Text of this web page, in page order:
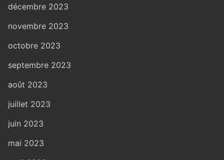
décembre 2023
novembre 2023
octobre 2023
septembre 2023
août 2023
juillet 2023
juin 2023
mai 2023